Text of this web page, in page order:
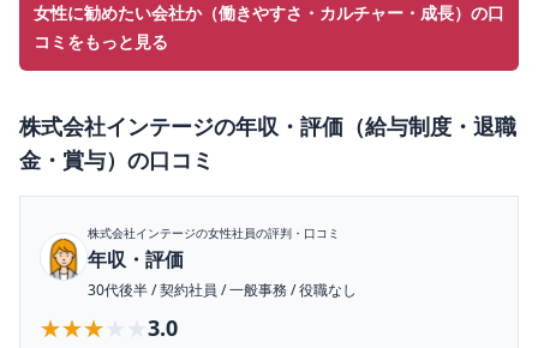
女性に勧めたい会社か（働きやすさ・カルチャー・成長）の口
コミをもっと見る
株式会社インテージの年収・評価（給与制度・退職
金・賞与） の口コミ
株式会社インテージの女性社員の評判・口コミ
年収・評価
30代後半/契約社員 /一般事務 /役職なし
★★★★★
★★★★★ 3.0